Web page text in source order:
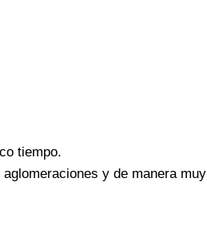
tiempo.
y de manera muy